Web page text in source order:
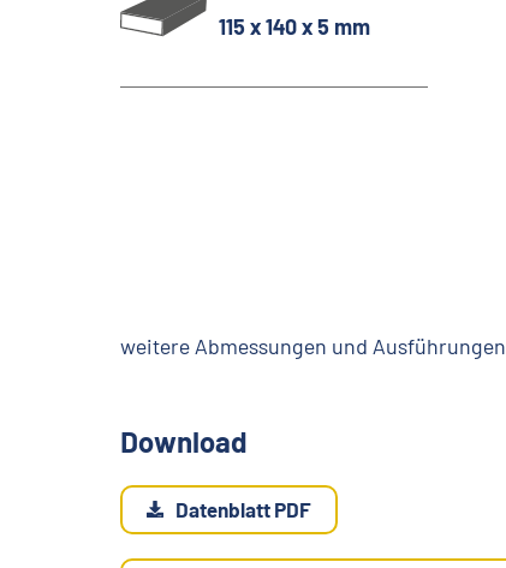
115 x 140 x 5 mm
weitere Abmessungen und
Download
Datenblatt PDF